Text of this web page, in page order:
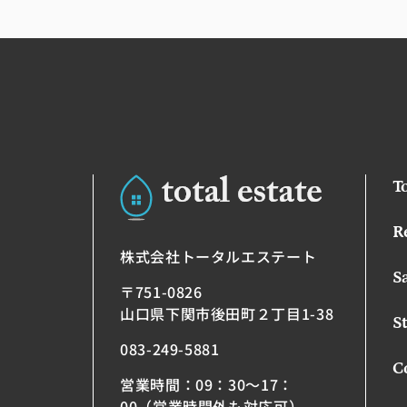
株式会社トータルエステート
〒751-0826
山口県下関市後田町２丁目1-38
083-249-5881
営業時間：09：30～17：